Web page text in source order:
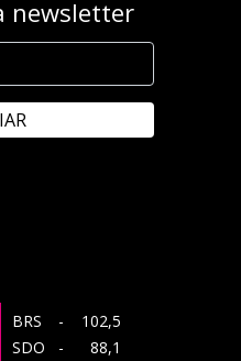
newsletter
BRS
- 102,5
SDO
- 88,1